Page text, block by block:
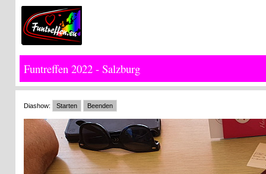
Funtreffen 2022 - Salzburg
Diashow: Starten Beenden